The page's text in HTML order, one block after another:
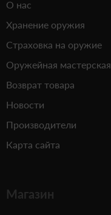
О нас
Хранение оружия
Страховка на оружие
Оружейная мастерская
Возврат товара
Новости
Производители
Карта сайта
Магазин